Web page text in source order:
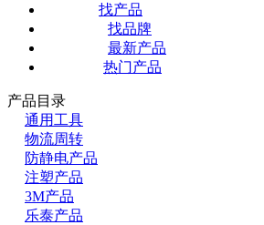
找产品
找品牌
最新产品
热门产品
产品目录
通用工具
物流周转
防静电产品
注塑产品
3M产品
乐泰产品